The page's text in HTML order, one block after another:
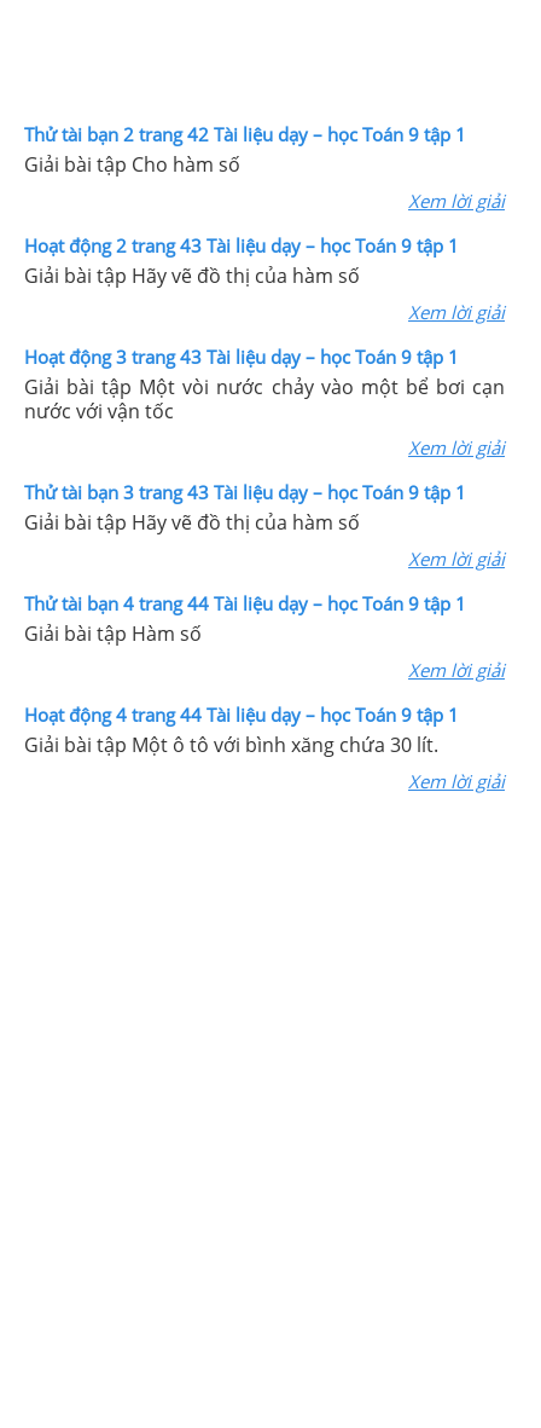
Thử tài bạn 2 trang 42 Tài liệu dạy – học Toán 9 tập 1
Giải bài tập Cho hàm số
Xem lời giải
Hoạt động 2 trang 43 Tài liệu dạy – học Toán 9 tập 1
Giải bài tập Hãy vẽ đồ thị của hàm số
Xem lời giải
Hoạt động 3 trang 43 Tài liệu dạy – học Toán 9 tập 1
Giải bài tập Một vòi nước chảy vào một bể bơi cạn
nước với vận tốc
Xem lời giải
Thử tài bạn 3 trang 43 Tài liệu dạy – học Toán 9 tập 1
Giải bài tập Hãy vẽ đồ thị của hàm số
Xem lời giải
Thử tài bạn 4 trang 44 Tài liệu dạy – học Toán 9 tập 1
Giải bài tập Hàm số
Xem lời giải
Hoạt động 4 trang 44 Tài liệu dạy – học Toán 9 tập 1
Giải bài tập Một ô tô với bình xăng chứa 30 lít.
Xem lời giải